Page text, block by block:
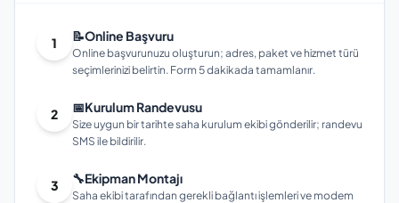
1 📝Online Başvuru
Online başvurunuzu oluşturun; adres, paket ve hizmet türü
seçimlerinizi belirtin. Form 5 dakikada tamamlanır.
2 📅Kurulum Randevusu
Size uygun bir tarihte saha kurulum ekibi gönderilir; randevu
SMS ile bildirilir.
3 🔧Ekipman Montajı
Saha ekibi tarafından gerekli bağlantı işlemleri ve modem